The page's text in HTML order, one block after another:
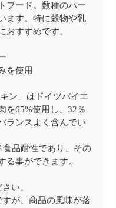
フード。数種のハー
ます。特に穀物や乳
おすすめです。
を使用
ン」はドイツバイエ
を65%使用し、32％
ランスよく含んでい
品耐性であり、その
る事ができます。
い。
が、商品の風味が落